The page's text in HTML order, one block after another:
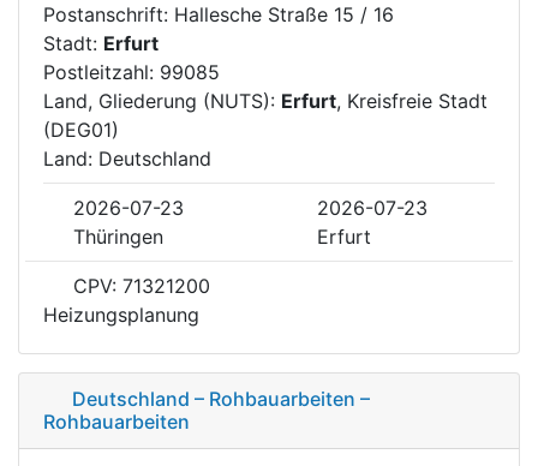
Postanschrift: Hallesche Straße 15 / 16
Stadt: Erfurt
Postleitzahl: 99085
Land, Gliederung (NUTS): Erfurt, Kreisfreie Stadt
(DEG01)
Land: Deutschland
2026-07-23
2026-07-23
Thüringen
Erfurt
CPV: 71321200
Heizungsplanung
Deutschland – Rohbauarbeiten –
Rohbauarbeiten